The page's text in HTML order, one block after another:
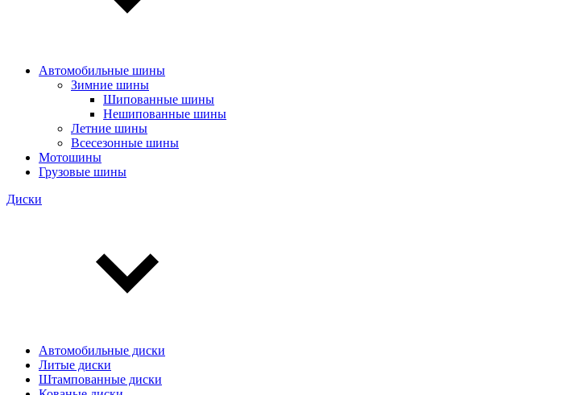
Автомобильные шины
Зимние шины
Шипованные шины
Нешипованные шины
Летние шины
Всесезонные шины
Мотошины
Грузовые шины
Диски
Автомобильные диски
Литые диски
Штампованные диски